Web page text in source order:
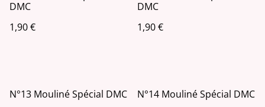
DMC
1,90 €
DMC
1,90 €
N°13 Mouliné Spécial DMC
N°14 Mouliné Spécial DMC